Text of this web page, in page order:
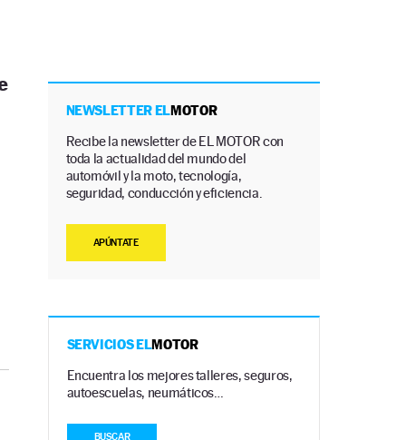
NEWSLETTER ELMOTOR
Recibe la newsletter de EL MOTOR con
toda la actualidad del mundo del
automóvil y la moto, tecnología,
seguridad, conducción y eficiencia.
APÚNTATE
SERVICIOS ELMOTOR
Encuentra los mejores talleres, seguros,
autoescuelas, neumáticos…
BUSCAR